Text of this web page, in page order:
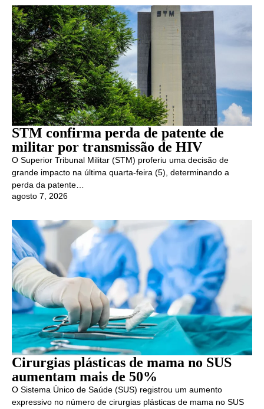
STM confirma perda de patente de
militar por transmissão de HIV
O Superior Tribunal Militar (STM) proferiu uma decisão de
grande impacto na última quarta-feira (5), determinando a
perda da patente…
agosto 7, 2026
Cirurgias plásticas de mama no SUS
aumentam mais de 50%
O Sistema Único de Saúde (SUS) registrou um aumento
expressivo no número de cirurgias plásticas de mama no SUS